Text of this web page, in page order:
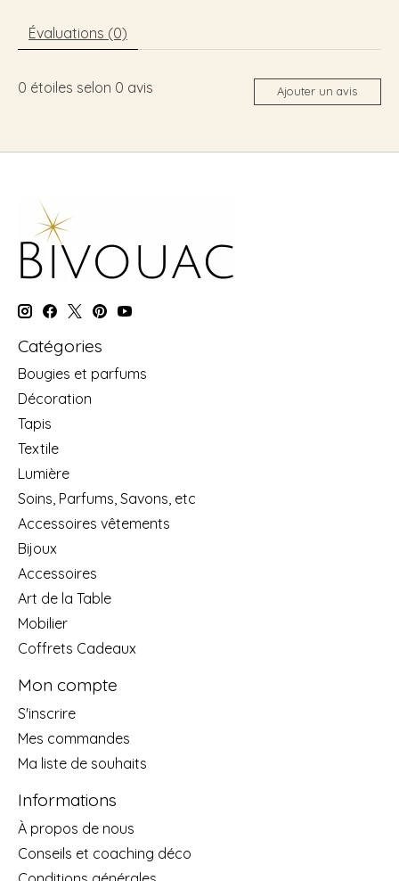
Évaluations (0)
0 étoiles selon 0 avis Ajouter un avis
Catégories
Bougies et parfums
Décoration
Tapis
Textile
Lumière
Soins, Parfums, Savons, etc
Accessoires vêtements
Bijoux
Accessoires
Art de la Table
Mobilier
Coffrets Cadeaux
Mon compte
S'inscrire
Mes commandes
Ma liste de souhaits
Informations
À propos de nous
Conseils et coaching déco